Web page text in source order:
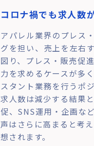
コロナ禍でも求人数
アパレル業界のプレス
グを担い、売上を左右
図り、プレス・販売促
力を求めるケースが多
スタント業務を行うポ
求人数は減少する結果
促、SNS運用・企画な
声はさらに高まると考
想されます。